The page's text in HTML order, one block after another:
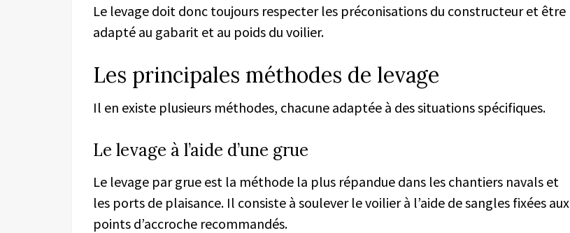
Le levage doit donc toujours respecter les préconisations du constructeur et être
adapté au gabarit et au poids du voilier.
Les principales méthodes de levage
Il en existe plusieurs méthodes, chacune adaptée à des situations spécifiques.
Le levage à l’aide d’une grue
Le levage par grue est la méthode la plus répandue dans les chantiers navals et
les ports de plaisance. Il consiste à soulever le voilier à l’aide de sangles fixées aux
points d’accroche recommandés.